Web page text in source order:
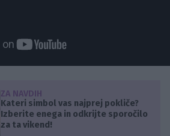
ZA NAVDIH
Kateri simbol vas najprej pokliče?
Izberite enega in odkrijte sporočilo
za ta vikend!